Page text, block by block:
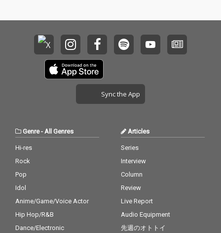
Sync the App
Genre- All Genres
Hi-res
Rock
Pop
Idol
Anime/Game/Voice Actor
Hip Hop/R&B
Dance/Electronic
Articles
Series
Interview
Column
Review
Live Report
Audio Equipment
先週のオトトイ